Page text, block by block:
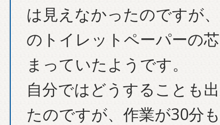
は見えなかったのですが
のトイレットペーパーの
まっていたようです。
自分ではどうすることも
たのですが、作業が30分